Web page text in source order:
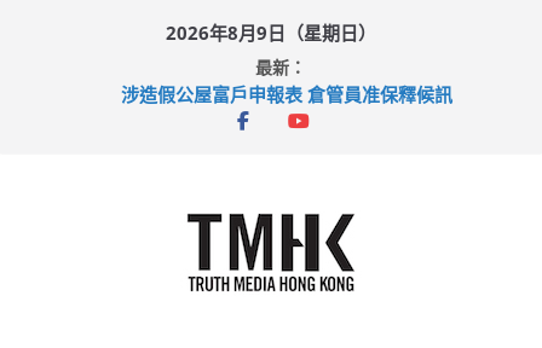
2026年8月9日（星期日）
最新：
涉造假公屋富戶申報表 倉管員准保釋候訊